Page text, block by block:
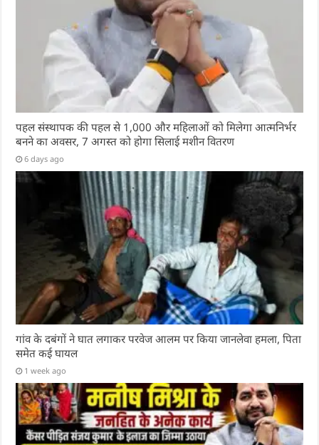
पहल संस्थापक की पहल से 1,000 और महिलाओं को मिलेगा आत्मनिर्भर
बनने का अवसर, 7 अगस्त को होगा सिलाई मशीन वितरण
6 days ago
गांव के दबंगों ने घात लगाकर परवेज आलम पर किया जानलेवा हमला, पिता
समेत कई घायल
1 week ago